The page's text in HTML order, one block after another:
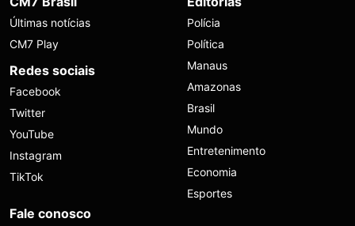
Últimas notícias
CM7 Play
Redes sociais
Facebook
Twitter
YouTube
Instagram
TikTok
Polícia
Política
Manaus
Amazonas
Brasil
Mundo
Entretenimento
Economia
Esportes
Fale conosco